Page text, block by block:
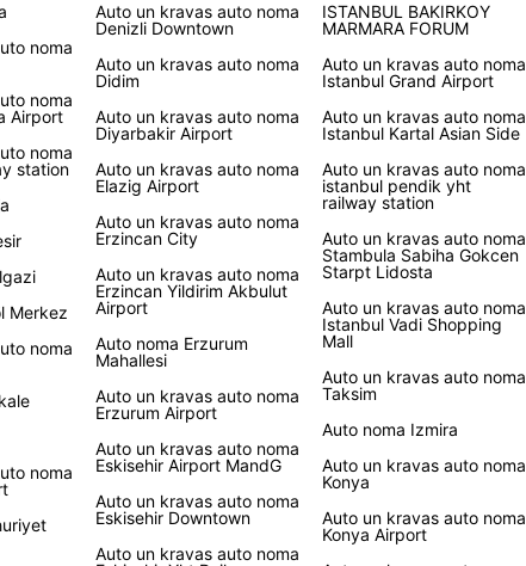
noma
noma
Airport
noma
station
Merkez
noma
noma
Auto un kravas auto noma
Denizli Downtown
Auto un kravas auto noma
Didim
Auto un kravas auto noma
Diyarbakir Airport
Auto un kravas auto noma
Elazig Airport
Auto un kravas auto noma
Erzincan City
Auto un kravas auto noma
Erzincan Yildirim Akbulut
Airport
Auto noma Erzurum
Mahallesi
Auto un kravas auto noma
Erzurum Airport
Auto un kravas auto noma
Eskisehir Airport MandG
Auto un kravas auto noma
Eskisehir Downtown
Auto un kravas auto noma
ISTANBUL BAKIRKOY
MARMARA FORUM
Auto un kravas auto noma
Istanbul Grand Airport
Auto un kravas auto noma
Istanbul Kartal Asian Side
Auto un kravas auto noma
istanbul pendik yht
railway station
Auto un kravas auto noma
Stambula Sabiha Gokcen
Starpt Lidosta
Auto un kravas auto noma
Istanbul Vadi Shopping
Mall
Auto un kravas auto noma
Taksim
Auto noma Izmira
Auto un kravas auto noma
Konya
Auto un kravas auto noma
Konya Airport